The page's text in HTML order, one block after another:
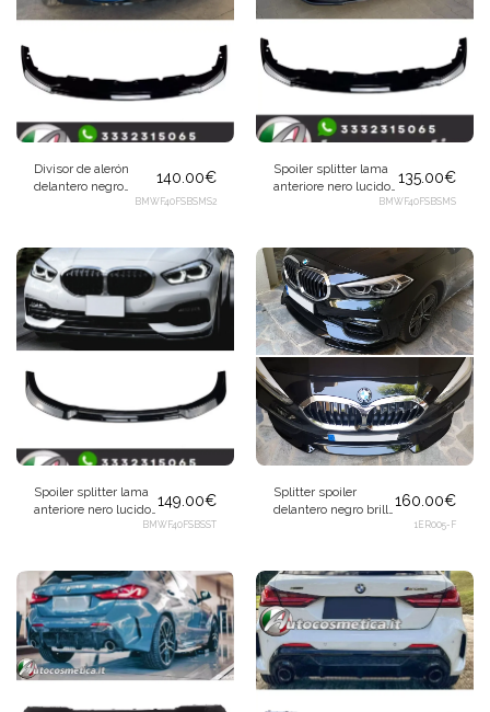
Divisor de alerón
delantero negro
brillante para BMW
Compatibilidad: Para
BMW Serie 1 F40
(modelos a partir de
09/2019) Color: Negro
brillante Material:
ABS de alta calidad
1 x Divisor de alerón
delantero negro
brillante para BMW
alerones laterales
140.00€
BMWF40FSBSMS2
Spoiler splitter lama
anteriore nero lucido
per BMW Serie 1 F40
135.00€
BMWF40FSBSMS
Spoiler splitter lama
anteriore nero lucido
per BMW Serie 1 F40
149.00€
BMWF40FSBSST
Splitter spoiler
delantero negro brillo160.00€
1ER005-F